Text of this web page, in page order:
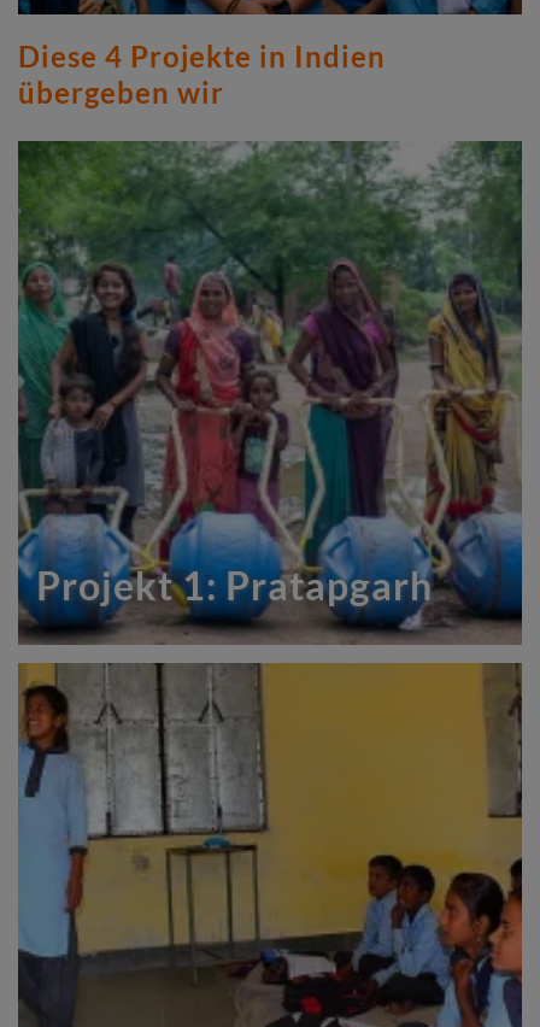
Diese 4 Projekte in Indien
übergeben wir
Projekt 1: Pratapgarh